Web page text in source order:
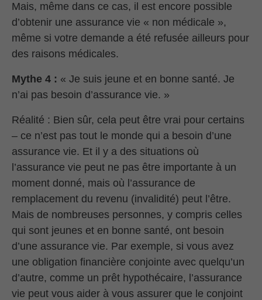
Mais, même dans ce cas, il est encore possible
d’obtenir une assurance vie « non médicale »,
même si votre demande a été refusée ailleurs pour
des raisons médicales.
Mythe 4 : « Je suis jeune et en bonne santé. Je
n’ai pas besoin d’assurance vie. »
Réalité : Bien sûr, cela peut être vrai pour certains
– ce n’est pas tout le monde qui a besoin d’une
assurance vie. Et il y a des situations où
l’assurance vie peut ne pas être importante à un
moment donné, mais où l’assurance de
remplacement du revenu (invalidité) peut l’être.
Mais de nombreuses personnes, y compris celles
qui sont jeunes et en bonne santé, ont besoin
d’une assurance vie. Par exemple, si vous avez
une obligation financière conjointe avec quelqu’un
d’autre, comme un prêt hypothécaire, l’assurance
vie peut vous aider à vous assurer que le conjoint